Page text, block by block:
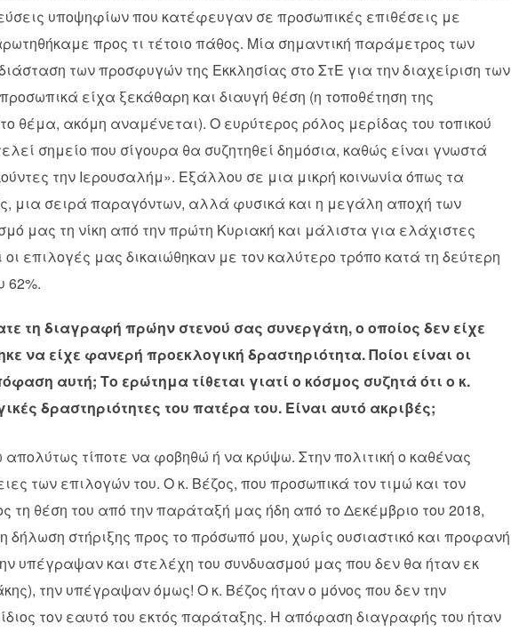
υποψηφίων που κατέφευγαν σε προσωπικές επιθέσεις με
προς τι τέτοιο πάθος. Μία σημαντική παράμετρος των
των προσφυγών της Εκκλησίας στο ΣτΕ για την διαχείριση των
είχα ξεκάθαρη και διαυγή θέση (η τοποθέτηση της
θέμα, ακόμη αναμένεται). Ο ευρύτερος ρόλος μερίδας του τοπικού
σημείο που σίγουρα θα συζητηθεί δημόσια, καθώς είναι γνωστά
την Ιερουσαλήμ». Εξάλλου σε μια μικρή κοινωνία όπως τα
μια σειρά παραγόντων, αλλά φυσικά και η μεγάλη αποχή των
μας τη νίκη από την πρώτη Κυριακή και μάλιστα για ελάχιστες
επιλογές μας δικαιώθηκαν με τον καλύτερο τρόπο κατά τη δεύτερη
62%.
τη διαγραφή πρώην στενού σας συνεργάτη, ο οποίος δεν είχε
να είχε φανερή προεκλογική δραστηριότητα. Ποίοι είναι οι
αυτή; Το ερώτημα τίθεται γιατί ο κόσμος συζητά ότι ο κ.
δραστηριότητες του πατέρα του. Είναι αυτό ακριβές;
τίποτε να φοβηθώ ή να κρύψω. Στην πολιτική ο καθένας
των επιλογών του. Ο κ. Βέζος, που προσωπικά τον τιμώ και τον
τη θέση του από την παράταξή μας ήδη από το Δεκέμβριο του 2018,
στήριξης προς το πρόσωπό μου, χωρίς ουσιαστικό και προφανή
υπέγραψαν και στελέχη του συνδυασμού μας που δεν θα ήταν εκ
την υπέγραψαν όμως! Ο κ. Βέζος ήταν ο μόνος που δεν την
τον εαυτό του εκτός παράταξης. Η απόφαση διαγραφής του ήταν